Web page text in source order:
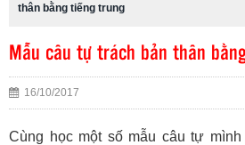
thân bằng tiếng trung
Mẫu câu tự trách bản thân
16/10/2017
Cùng học một số mẫu câu tự